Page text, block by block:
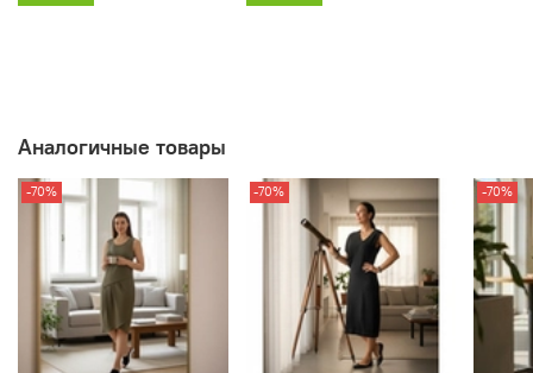
Аналогичные товары
-70% -70% -70%